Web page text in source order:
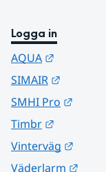
Logga in
AQUA
SIMAIR
SMHI Pro
Timbr
Vinterväg
Väderlarm